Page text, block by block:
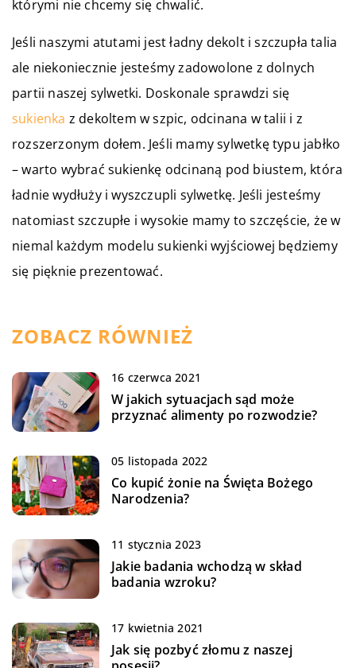
którymi nie chcemy się chwalić.
Jeśli naszymi atutami jest ładny dekolt i szczupła talia
ale niekoniecznie jesteśmy zadowolone z dolnych
partii naszej sylwetki. Doskonale sprawdzi się
sukienka z dekoltem w szpic, odcinana w talii i z
rozszerzonym dołem. Jeśli mamy sylwetkę typu jabłko
– warto wybrać sukienkę odcinaną pod biustem, która
ładnie wydłuży i wyszczupli sylwetkę. Jeśli jesteśmy
natomiast szczupłe i wysokie mamy to szczęście, że w
niemal każdym modelu sukienki wyjściowej będziemy
się pięknie prezentować.
ZOBACZ RÓWNIEŻ
16 czerwca 2021
W jakich sytuacjach sąd może
przyznać alimenty po rozwodzie?
05 listopada 2022
Co kupić żonie na Święta Bożego
Narodzenia?
11 stycznia 2023
Jakie badania wchodzą w skład
badania wzroku?
17 kwietnia 2021
Jak się pozbyć złomu z naszej